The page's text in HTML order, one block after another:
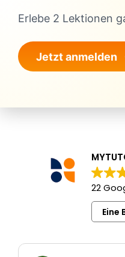
Erlebe 2 Lektionen
Jetzt anmelden
22
Eine